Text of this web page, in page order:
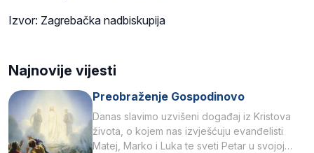
Izvor: Zagrebačka nadbiskupija
Najnovije vijesti
Preobraženje Gospodinovo
Danas slavimo uzvišeni događaj iz Kristova
života, o kojem nas izvješćuju evanđelisti
Matej, Marko i Luka te sveti Petar u svojoj